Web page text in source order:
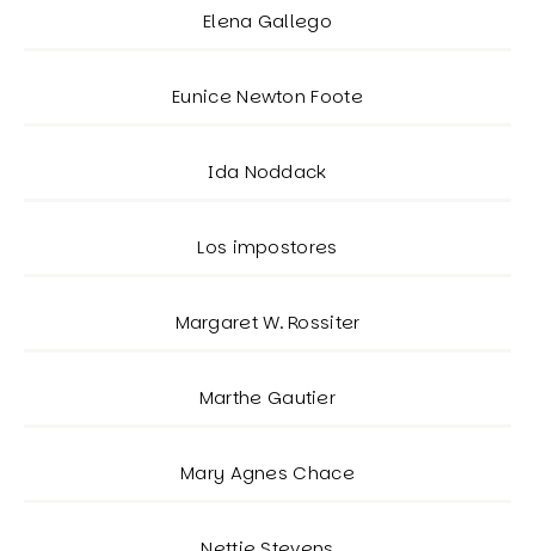
Elena Gallego
Eunice Newton Foote
Ida Noddack
Los impostores
Margaret W. Rossiter
Marthe Gautier
Mary Agnes Chace